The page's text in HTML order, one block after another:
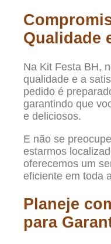
Qualidade
Na Kit Festa BH,
qualidade e a
pedido é
garantindo que
e deliciosos.
E não se
estarmos
oferecemos um
eficiente em toda
Planeje
para